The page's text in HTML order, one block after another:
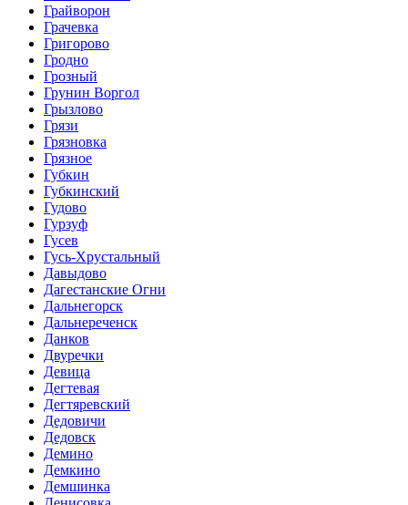
Грайворон
Грачевка
Григорово
Гродно
Грозный
Грунин Воргол
Грызлово
Грязи
Грязновка
Грязное
Губкин
Губкинский
Гудово
Гурзуф
Гусев
Гусь-Хрустальный
Давыдово
Дагестанские Огни
Дальнегорск
Дальнереченск
Данков
Двуречки
Девица
Дегтевая
Дегтяревский
Дедовичи
Дедовск
Демино
Демкино
Демшинка